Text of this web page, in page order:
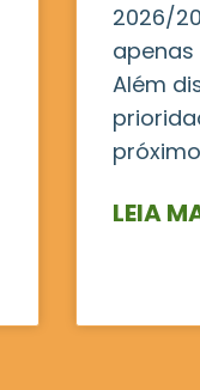
2026/
Além
LEIA